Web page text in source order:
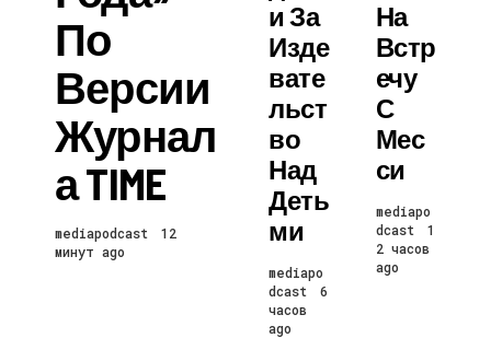
По
Версии
Журнал
А TIME
mediapodcast
12
минут ago
И За
Изде
Вате
Льст
Во
Над
Деть
Ми
mediapo
dcast
6
часов
ago
На
Встр
Ечу
С
Мес
Си
mediapo
dcast
1
2 часов
ago